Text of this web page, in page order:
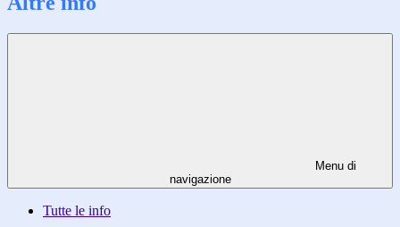
Menu di
navigazione
Tutte le info